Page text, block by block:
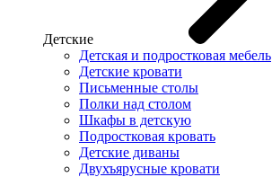
Детские
Детская и подростковая мебель
Детские кровати
Письменные столы
Полки над столом
Шкафы в детскую
Подростковая кровать
Детские диваны
Двухъярусные кровати